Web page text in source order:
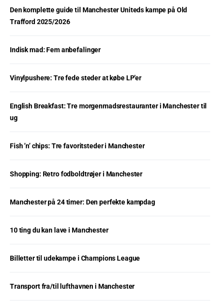
Den komplette guide til Manchester Uniteds kampe på Old
Trafford 2025/2026
Indisk mad: Fem anbefalinger
Vinylpushere: Tre fede steder at købe LP’er
English Breakfast: Tre morgenmadsrestauranter i Manchester til
ug
Fish ’n’ chips: Tre favoritsteder i Manchester
Shopping: Retro fodboldtrøjer i Manchester
Manchester på 24 timer: Den perfekte kampdag
10 ting du kan lave i Manchester
Billetter til udekampe i Champions League
Transport fra/til lufthavnen i Manchester